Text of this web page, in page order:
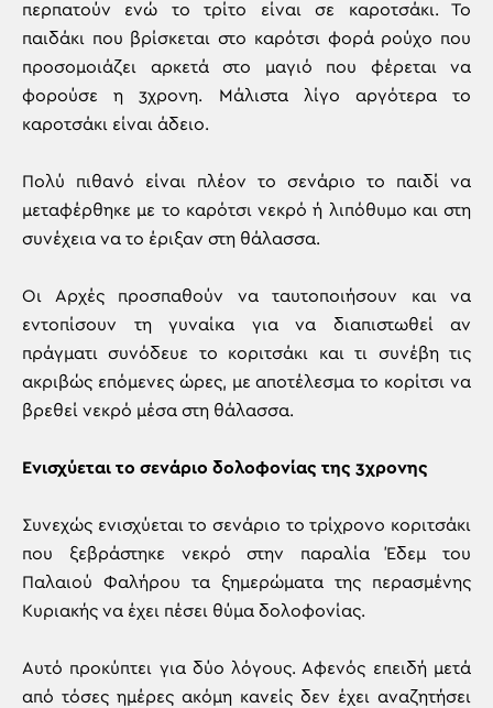
περπατούν ενώ το τρίτο είναι σε καροτσάκι. Το
παιδάκι που βρίσκεται στο καρότσι φορά ρούχο που
προσομοιάζει αρκετά στο μαγιό που φέρεται να
φορούσε η 3χρονη. Mάλιστα λίγο αργότερα το
καροτσάκι είναι άδειο.
Πολύ πιθανό είναι πλέον το σενάριο το παιδί να
μεταφέρθηκε με το καρότσι νεκρό ή λιπόθυμο και στη
συνέχεια να το έριξαν στη θάλασσα.
Οι Αρχές προσπαθούν να ταυτοποιήσουν και να
εντοπίσουν τη γυναίκα για να διαπιστωθεί αν
πράγματι συνόδευε το κοριτσάκι και τι συνέβη τις
ακριβώς επόμενες ώρες, με αποτέλεσμα το κορίτσι να
βρεθεί νεκρό μέσα στη θάλασσα.
Ενισχύεται το σενάριο δολοφονίας της 3χρονης
Συνεχώς ενισχύεται το σενάριο το τρίχρονο κοριτσάκι
που ξεβράστηκε νεκρό στην παραλία Έδεμ του
Παλαιού Φαλήρου τα ξημερώματα της περασμένης
Κυριακής να έχει πέσει θύμα δολοφονίας.
Αυτό προκύπτει για δύο λόγους. Αφενός επειδή μετά
από τόσες ημέρες ακόμη κανείς δεν έχει αναζητήσει